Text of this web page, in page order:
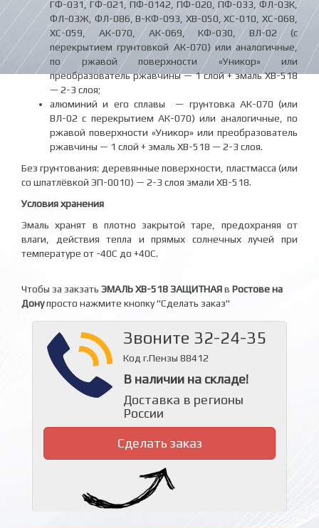
ГФ-031, ГФ-021, ПФ-0142, ПФ-020, ПФ-033, ФЛ-03К,
ФЛ-03Ж, ФЛ-086, В-КФ-093, ХВ-050, ХС-010, ХС-068,
ХС-059, АК-070, АК-069, КФ-030, ВЛ-02 (с
перекрытием грунтовкой АК-070) или аналогичные,
по ржавой поверхности «Уникор» или
преобразователь ржавчины — 1 слой + эмаль ХВ-518
— 2-3 слоя;
алюминий и его сплавы — грунтовка АК-070 (или
ВЛ-02 с перекрытием АК-070) или аналогичные, по
ржавой поверхности «Уникор» или преобразователь
ржавчины — 1 слой + эмаль ХВ-518 — 2-3 слоя.
Без грунтования: деревянные поверхности, пластмасса (или
со шпатлёвкой ЭП-0010) — 2-3 слоя эмали ХВ-518.
Условия хранения
Эмаль хранят в плотно закрытой таре, предохраняя от
влаги, действия тепла и прямых солнечных лучей при
температуре от -40С до +40С.
Чтобы за закзать ЭМАЛЬ ХВ-518 ЗАЩИТНАЯв Ростове на
Донупросто нажмите кнопку "Сделать заказ"
Звоните 32-24-35
Код г.Пензы 88412
В наличии на складе!
Доставка в регионы
России
Сделать заказ